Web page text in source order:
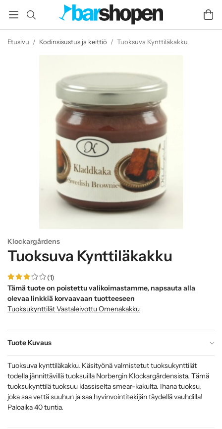
Etusivu / Kodinsisustus ja keittiö / Tuoksuva Kynttiläkakku
Klockargårdens
Tuoksuva Kynttiläkakku
(1)
Tämä tuote on poistettu valikoimastamme, napsauta alla
olevaa linkkiä korvaavaan tuotteeseen
Tuoksukynttilät Vastaleivottu Omenakakku
Tuote Kuvaus
Tuoksuva kynttiläkakku. Käsityönä valmistetut tuoksukynttilät
todella jännittävillä tuoksuilla Norbergin Klockargårdensista. Tämä
tuoksukynttilä tuoksuu klassiselta smear-kakulta. Ihana tuoksu,
joka saa vettä suuhun ja saa hyvinvointitekijän täydellä vauhdilla!
Paloaika 40 tuntia.